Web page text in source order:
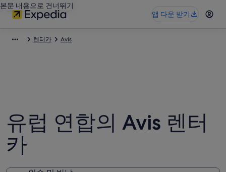
본문 내용으로 건너뛰기
앱 다운 받기
렌터카 Avis
유럽 연합의 Avis 렌터
카